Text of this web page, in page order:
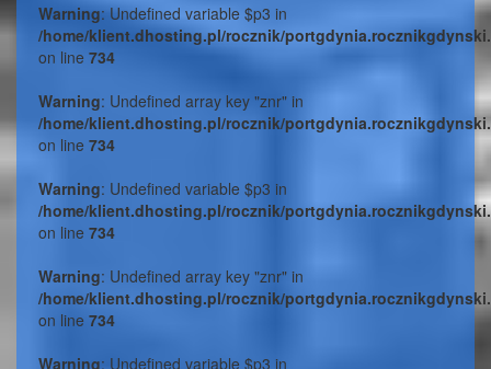
Warning: Undefined variable $p3 in
/home/klient.dhosting.pl/rocznik/
on line 734
Warning: Undefined array key "znr" in
/home/klient.dhosting.pl/rocznik/
on line 734
Warning: Undefined variable $p3 in
/home/klient.dhosting.pl/rocznik/
on line 734
Warning: Undefined array key "znr" in
/home/klient.dhosting.pl/rocznik/
on line 734
Warning: Undefined variable $p3 in